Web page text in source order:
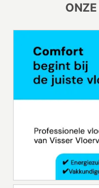
ONZE